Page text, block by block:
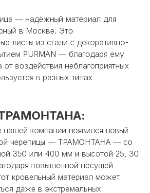
— надёжный материал для
в Москве. Это
листы из стали c декоративно-
PURMAN — благодаря ему
воздействия неблагоприятных
в разных типах
нашей компании появился новый
черепицы — ТРАМОНТАНА — со
350 или 400 мм и высотой 25, 30
повышенной несущей
кровельный материал может
даже в экстремальных